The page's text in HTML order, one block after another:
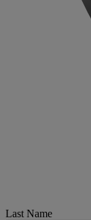
Last Name